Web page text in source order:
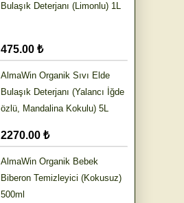
Bulaşık Deterjanı (Limonlu) 1L
475.00 ₺
AlmaWin Organik Sıvı Elde
Bulaşık Deterjanı (Yalancı İğde
özlü, Mandalina Kokulu) 5L
2270.00 ₺
AlmaWin Organik Bebek
Biberon Temizleyici (Kokusuz)
500ml